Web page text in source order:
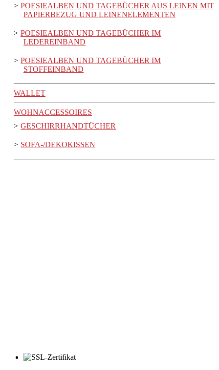
POESIEALBEN UND TAGEBÜCHER AUS LEINEN MIT
PAPIERBEZUG UND LEINENELEMENTEN
POESIEALBEN UND TAGEBÜCHER IM
LEDEREINBAND
POESIEALBEN UND TAGEBÜCHER IM
STOFFEINBAND
WALLET
WOHNACCESSOIRES
GESCHIRRHANDTÜCHER
SOFA-/DEKOKISSEN